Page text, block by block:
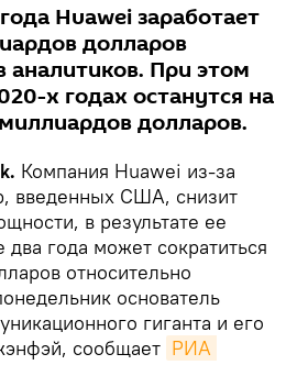
Huawei заработает
долларов
аналитиков. При этом
х годах останутся на
долларов.
Компания Huawei из-за
введенных США, снизит
в результате ее
года может сократиться
относительно
основатель
гиганта и его
сообщает РИА